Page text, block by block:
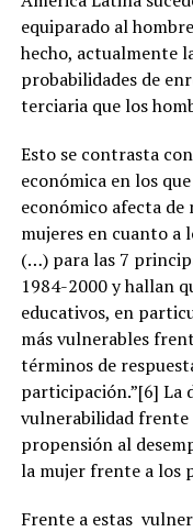
equiparado al
hecho, actualmente
probabilidades de
terciaria que los
Esto se contrasta
económica en los
económico afecta de
mujeres en cuanto a
(…) para las 7
1984-2000 y hallan
educativos, en
más vulnerables
términos de
participación.”[6] La
vulnerabilidad frente
propensión al
la mujer frente a los
Frente a estas